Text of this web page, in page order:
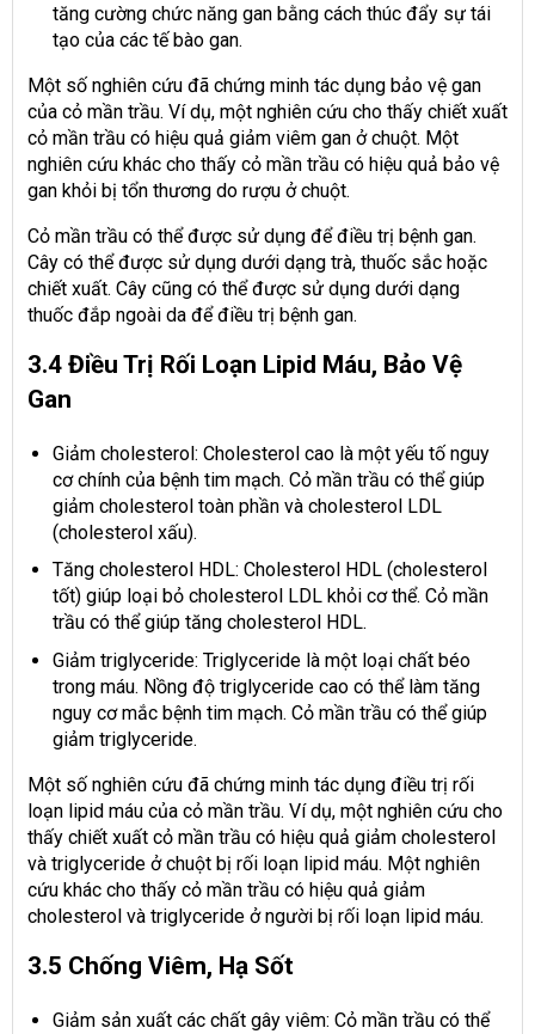
tăng cường chức năng gan bằng cách thúc đẩy sự tái
tạo của các tế bào gan.
Một số nghiên cứu đã chứng minh tác dụng bảo vệ gan
của cỏ mần trầu. Ví dụ, một nghiên cứu cho thấy chiết xuất
cỏ mần trầu có hiệu quả giảm viêm gan ở chuột. Một
nghiên cứu khác cho thấy cỏ mần trầu có hiệu quả bảo vệ
gan khỏi bị tổn thương do rượu ở chuột.
Cỏ mần trầu có thể được sử dụng để điều trị bệnh gan.
Cây có thể được sử dụng dưới dạng trà, thuốc sắc hoặc
chiết xuất. Cây cũng có thể được sử dụng dưới dạng
thuốc đắp ngoài da để điều trị bệnh gan.
3.4 Điều Trị Rối Loạn Lipid Máu, Bảo Vệ
Gan
Giảm cholesterol: Cholesterol cao là một yếu tố nguy
cơ chính của bệnh tim mạch. Cỏ mần trầu có thể giúp
giảm cholesterol toàn phần và cholesterol LDL
(cholesterol xấu).
Tăng cholesterol HDL: Cholesterol HDL (cholesterol
tốt) giúp loại bỏ cholesterol LDL khỏi cơ thể. Cỏ mần
trầu có thể giúp tăng cholesterol HDL.
Giảm triglyceride: Triglyceride là một loại chất béo
trong máu. Nồng độ triglyceride cao có thể làm tăng
nguy cơ mắc bệnh tim mạch. Cỏ mần trầu có thể giúp
giảm triglyceride.
Một số nghiên cứu đã chứng minh tác dụng điều trị rối
loạn lipid máu của cỏ mần trầu. Ví dụ, một nghiên cứu cho
thấy chiết xuất cỏ mần trầu có hiệu quả giảm cholesterol
và triglyceride ở chuột bị rối loạn lipid máu. Một nghiên
cứu khác cho thấy cỏ mần trầu có hiệu quả giảm
cholesterol và triglyceride ở người bị rối loạn lipid máu.
3.5 Chống Viêm, Hạ Sốt
Giảm sản xuất các chất gây viêm: Cỏ mần trầu có thể